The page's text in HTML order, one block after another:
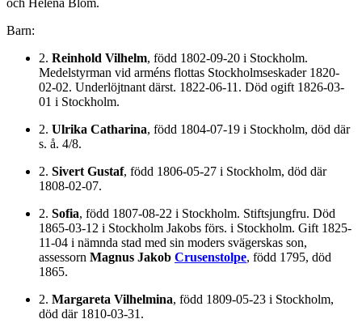
och Helena Blom.
Barn:
2. Reinhold Vilhelm, född 1802-09-20 i Stockholm.
Medelstyrman vid arméns flottas Stockholmseskader 1820-
02-02. Underlöjtnant därst. 1822-06-11. Död ogift 1826-03-
01 i Stockholm.
2. Ulrika Catharina, född 1804-07-19 i Stockholm, död där
s. å. 4/8.
2. Sivert Gustaf, född 1806-05-27 i Stockholm, död där
1808-02-07.
2. Sofia, född 1807-08-22 i Stockholm. Stiftsjungfru. Död
1865-03-12 i Stockholm Jakobs förs. i Stockholm. Gift 1825-
11-04 i nämnda stad med sin moders svägerskas son,
assessorn Magnus Jakob Crusenstolpe, född 1795, död
1865.
2. Margareta Vilhelmina, född 1809-05-23 i Stockholm,
död där 1810-03-31.